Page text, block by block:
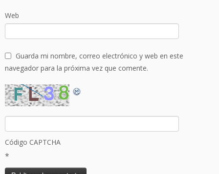
Web
Guarda mi nombre, correo electrónico y web en este
navegador para la próxima vez que comente.
Código CAPTCHA
*